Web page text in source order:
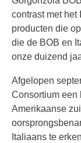
contrast met het
producten die
die de BOB en
onze duizend
Afgelopen
Consortium een
Amerikaanse
Italiaans te